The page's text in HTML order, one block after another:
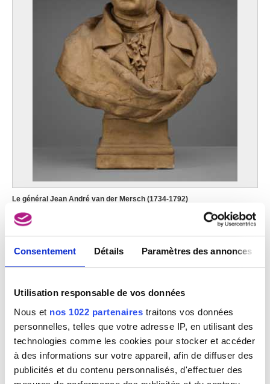
Consentement Détails Paramètres des annonces
Utilisation responsable de vos données
Nous et nos 1022 partenaires traitons vos données
personnelles, telles que votre adresse IP, en utilisant des
technologies comme les cookies pour stocker et accéder
à des informations sur votre appareil, afin de diffuser des
publicités et du contenu personnalisés, d'effectuer des
Le général Jean André van der Mersch (1734-1792)
Image non disponible
Le général Jean André van der Mersch (1734-1792)
Guillaume Egide van Buscom